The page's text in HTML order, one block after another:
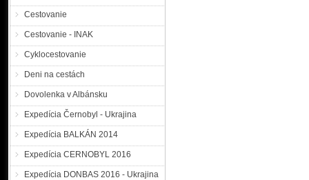
Cestovanie
Cestovanie - INAK
Cyklocestovanie
Deni na cestách
Dovolenka v Albánsku
Expedícia Černobyl - Ukrajina
Expedícia BALKÁN 2014
Expedícia CERNOBYL 2016
Expedícia DONBAS 2016 - Ukrajina